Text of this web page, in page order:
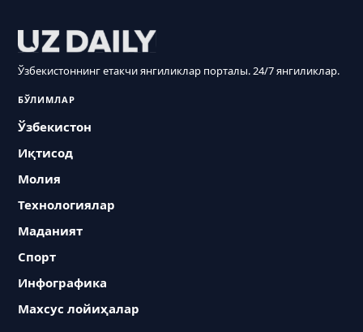
Ўзбекистоннинг етакчи янгиликлар порталы. 24/7 янгиликлар.
БЎЛИМЛАР
Ўзбекистон
Иқтисод
Молия
Технологиялар
Маданият
Спорт
Инфографика
Махсус лойиҳалар